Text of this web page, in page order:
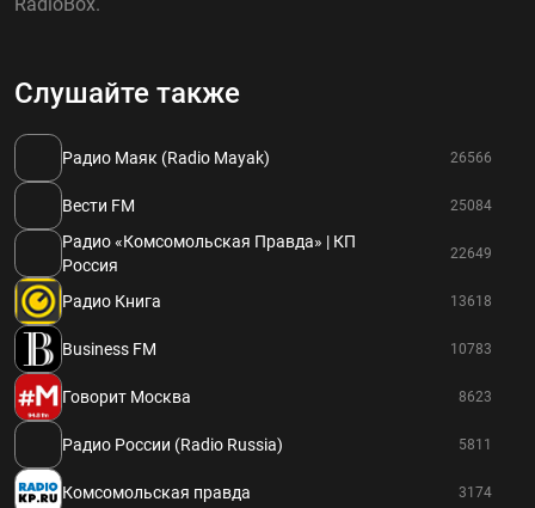
Слушайте также
Радио Маяк (Radio Mayak) 26566
Вести FM 25084
Радио «Комсомольская Правда» | КП
Россия
22649
Радио Книга 13618
Business FM 10783
Говорит Москва 8623
Радио России (Radio Russia) 5811
Комсомольская правда 3174